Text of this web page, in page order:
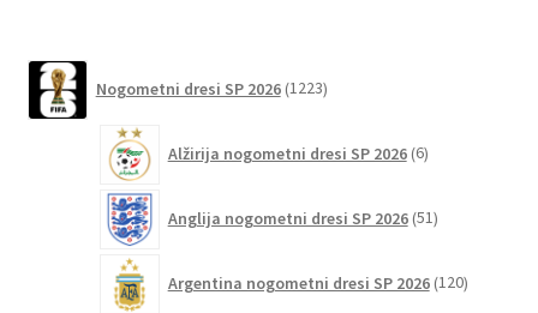
na
izdelka
Nogometni dresi SP 2026 1223izdelkov
Alžirija nogometni dresi SP 2026 6izdelkov
Anglija nogometni dresi SP 2026 51izdelkov
Argentina nogometni dresi SP 2026 120izdelkov